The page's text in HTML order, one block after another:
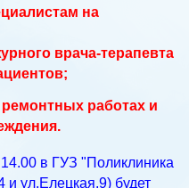
на
врача-терапевта
работах и
в ГУЗ "Поликлиника
ул.Елецкая,9) будет